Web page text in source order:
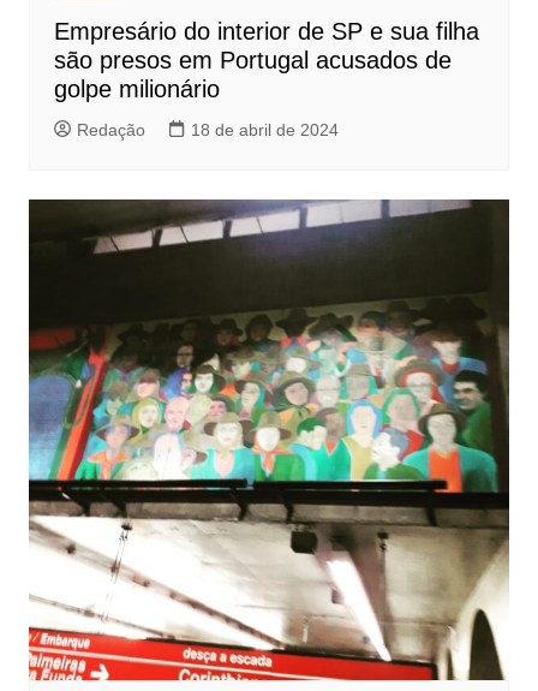
Empresário do interior de SP e sua filha
são presos em Portugal acusados de
golpe milionário
Redação 18 de abril de 2024